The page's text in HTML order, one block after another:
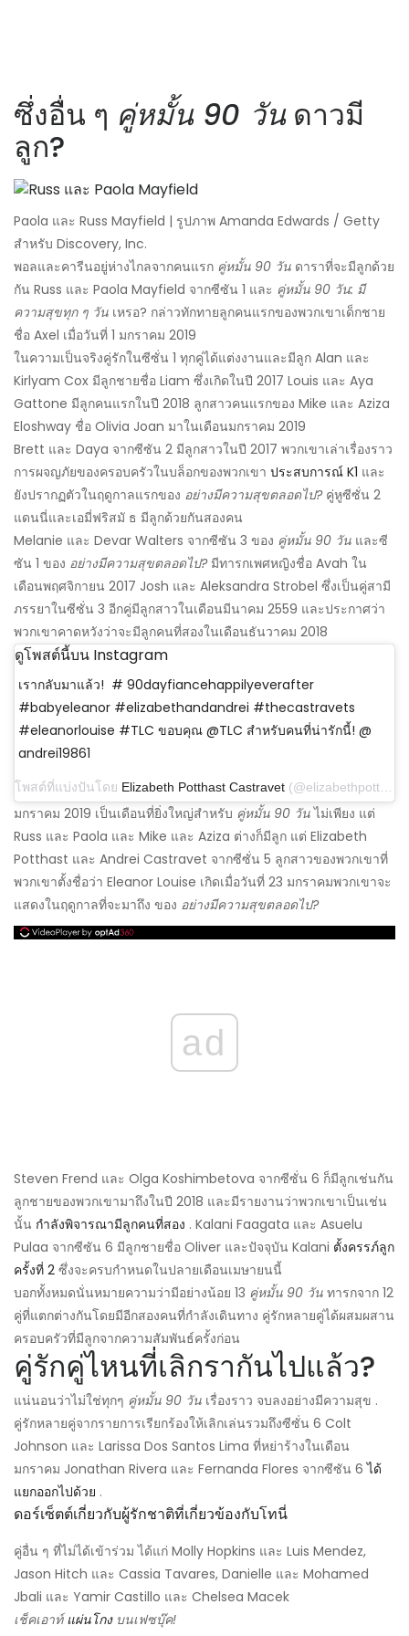
ซึ่งอื่น ๆ คู่หมั้น 90 วันดาวมี
ลูก?
Paola และ Russ Mayfield | รูปภาพ Amanda Edwards / Getty
สำหรับ Discovery, Inc.
พอลและคารีนอยู่ห่างไกลจากคนแรก คู่หมั้น 90 วัน ดาราที่จะมีลูกด้วย
กัน Russ และ Paola Mayfield จากซีซัน 1 และ คู่หมั้น 90 วัน: มี
ความสุขทุก ๆ วัน เหรอ? กล่าวทักทายลูกคนแรกของพวกเขาเด็กชาย
ชื่อ Axel เมื่อวันที่ 1 มกราคม 2019
ในความเป็นจริงคู่รักในซีซั่น 1 ทุกคู่ได้แต่งงานและมีลูก Alan และ
Kirlyam Cox มีลูกชายชื่อ Liam ซึ่งเกิดในปี 2017 Louis และ Aya
Gattone มีลูกคนแรกในปี 2018 ลูกสาวคนแรกของ Mike และ Aziza
Eloshway ชื่อ Olivia Joan มาในเดือนมกราคม 2019
Brett และ Daya จากซีซัน 2 มีลูกสาวในปี 2017 พวกเขาเล่าเรื่องราว
การผจญภัยของครอบครัวในบล็อกของพวกเขา ประสบการณ์ K1 และ
ยังปรากฏตัวในฤดูกาลแรกของ อย่างมีความสุขตลอดไป?คู่หูซีซั่น 2
แดนนี่และเอมี่ฟริสมั ธ มีลูกด้วยกันสองคน
Melanie และ Devar Walters จากซีซัน 3 ของ คู่หมั้น 90 วัน และซี
ซัน 1 ของ อย่างมีความสุขตลอดไป?มีทารกเพศหญิงชื่อ Avah ใน
เดือนพฤศจิกายน 2017 Josh และ Aleksandra Strobel ซึ่งเป็นคู่สามี
ภรรยาในซีซั่น 3 อีกคู่มีลูกสาวในเดือนมีนาคม 2559 และประกาศว่า
พวกเขาคาดหวังว่าจะมีลูกคนที่สองในเดือนธันวาคม 2018
ดูโพสต์นี้บน Instagram
เรากลับมาแล้ว! ⁣⁣⁣ # 90dayfiancehappilyeverafter
#babyeleanor #elizabethandandrei #thecastravets
#eleanorlouise #TLC ⁣⁣⁣ขอบคุณ @TLC สำหรับคนที่น่ารักนี้! @
andrei19861
โพสต์ที่แบ่งปันโดย Elizabeth Potthast Castravet (@elizabethpotthast) เมื่อ 19 มี.ค. 2019 เวลา 12:03 น. PDT
มกราคม 2019 เป็นเดือนที่ยิ่งใหญ่สำหรับ คู่หมั้น 90 วันไม่เพียง แต่
Russ และ Paola และ Mike และ Aziza ต่างก็มีลูก แต่ Elizabeth
Potthast และ Andrei Castravet จากซีซั่น 5 ลูกสาวของพวกเขาที่
พวกเขาตั้งชื่อว่า Eleanor Louise เกิดเมื่อวันที่ 23 มกราคมพวกเขาจะ
แสดงในฤดูกาลที่จะมาถึง ของ อย่างมีความสุขตลอดไป?
ad
Steven Frend และ Olga Koshimbetova จากซีซั่น 6 ก็มีลูกเช่นกัน
ลูกชายของพวกเขามาถึงในปี 2018 และมีรายงานว่าพวกเขาเป็นเช่น
นั้น กำลังพิจารณามีลูกคนที่สอง . Kalani Faagata และ Asuelu
Pulaa จากซีซัน 6 มีลูกชายชื่อ Oliver และปัจจุบัน Kalani ตั้งครรภ์ลูก
ครั้งที่ 2 ซึ่งจะครบกำหนดในปลายเดือนเมษายนนี้
บอกทั้งหมดนั่นหมายความว่ามีอย่างน้อย 13 คู่หมั้น 90 วัน ทารกจาก 12
คู่ที่แตกต่างกันโดยมีอีกสองคนที่กำลังเดินทาง คู่รักหลายคู่ได้ผสมผสาน
ครอบครัวที่มีลูกจากความสัมพันธ์ครั้งก่อน
คู่รักคู่ไหนที่เลิกรากันไปแล้ว?
แน่นอนว่าไม่ใช่ทุกๆ คู่หมั้น 90 วัน เรื่องราว จบลงอย่างมีความสุข .
คู่รักหลายคู่จากรายการเรียกร้องให้เลิกเล่นรวมถึงซีซั่น 6 Colt
Johnson และ Larissa Dos Santos Lima ที่หย่าร้างในเดือน
มกราคม Jonathan Rivera และ Fernanda Flores จากซีซัน 6ได้
แยกออกไปด้วย .
ดอร์เซ็ตต์เกี่ยวกับผู้รักชาติที่เกี่ยวข้องกับโทนี่
คู่อื่น ๆ ที่ไม่ได้เข้าร่วม ได้แก่ Molly Hopkins และ Luis Mendez,
Jason Hitch และ Cassia Tavares, Danielle และ Mohamed
Jbali และ Yamir Castillo และ Chelsea Macek
เช็คเอาท์ แผ่นโกง บนเฟซบุ๊ค!